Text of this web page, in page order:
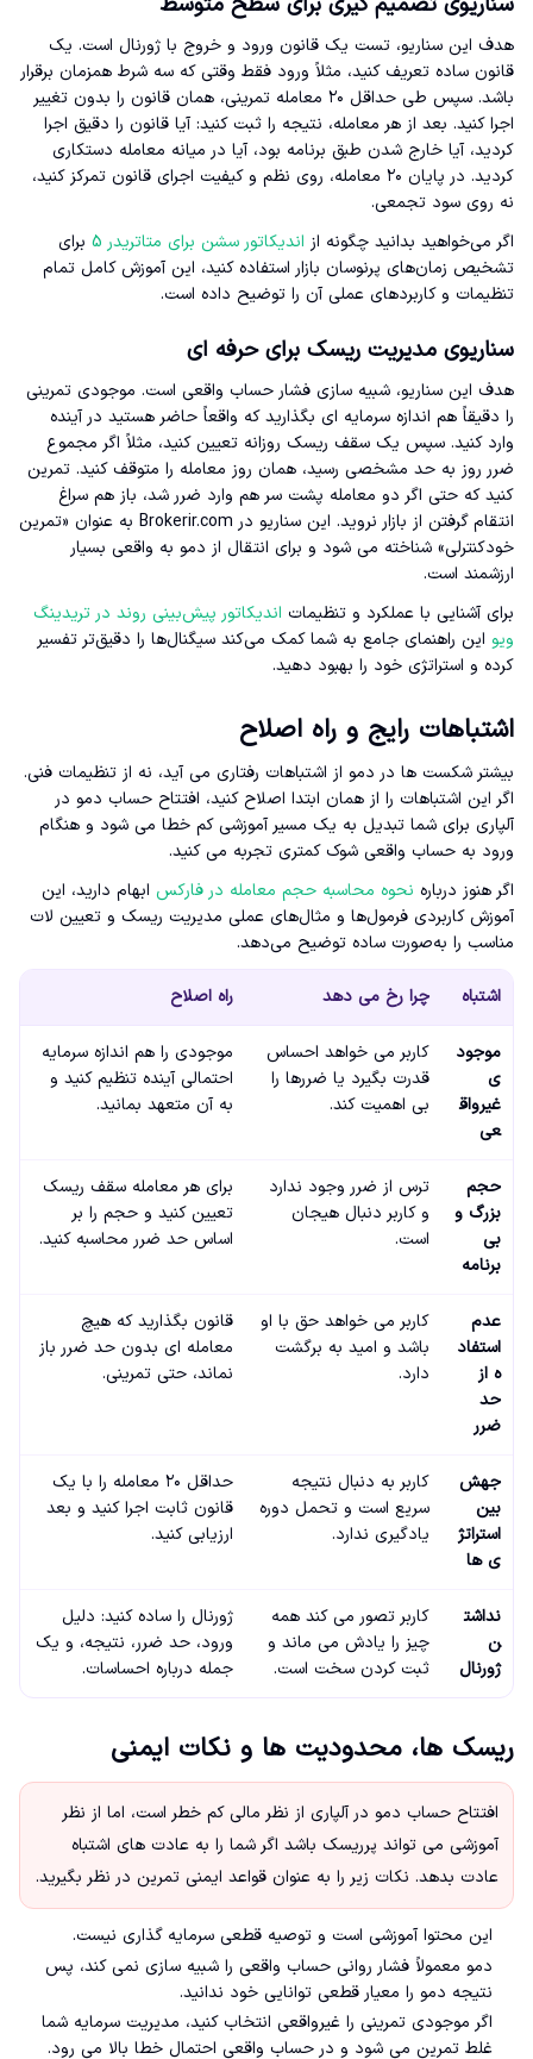
هدف این سناریو، تست یک قانون ورود و خروج با ژورنال است. یک
قانون ساده تعریف کنید، مثلاً ورود فقط وقتی که سه شرط همزمان برقرار
باشد. سپس طی حداقل ۲۰ معامله تمرینی، همان قانون را بدون تغییر
اجرا کنید. بعد از هر معامله، نتیجه را ثبت کنید: آیا قانون را دقیق اجرا
کردید، آیا خارج شدن طبق برنامه بود، آیا در میانه معامله دستکاری
کردید. در پایان ۲۰ معامله، روی نظم و کیفیت اجرای قانون تمرکز کنید،
نه روی سود تجمعی.
اگر می‌خواهید بدانید چگونه از اندیکاتور سشن برای متاتریدر 5
برای
تشخیص زمان‌های پرنوسان بازار استفاده کنید، این آموزش کامل تمام
تنظیمات و کاربردهای عملی آن را توضیح داده است.
سناریوی مدیریت ریسک برای حرفه ای
هدف این سناریو، شبیه سازی فشار حساب واقعی است. موجودی تمرینی
را دقیقاً هم اندازه سرمایه ای بگذارید که واقعاً حاضر هستید در آینده
وارد کنید. سپس یک سقف ریسک روزانه تعیین کنید، مثلاً اگر مجموع
ضرر روز به حد مشخصی رسید، همان روز معامله را متوقف کنید. تمرین
کنید که حتی اگر دو معامله پشت سر هم وارد ضرر شد، باز هم سراغ
انتقام گرفتن از بازار نروید. این سناریو در Brokerir.com به عنوان «تمرین
خودکنترلی» شناخته می شود و برای انتقال از دمو به واقعی بسیار
ارزشمند است.
برای آشنایی با عملکرد و تنظیمات اندیکاتور پیش‌بینی روند در تریدینگ
ویو این راهنمای جامع به شما کمک می‌کند سیگنال‌ها را دقیق‌تر تفسیر
کرده و استراتژی خود را بهبود دهید.
اشتباهات رایج و راه اصلاح
بیشتر شکست ها در دمو از اشتباهات رفتاری می آید، نه از تنظیمات فنی.
اگر این اشتباهات را از همان ابتدا اصلاح کنید، افتتاح حساب دمو در
آلپاری برای شما تبدیل به یک مسیر آموزشی کم خطا می شود و هنگام
ورود به حساب واقعی شوک کمتری تجربه می کنید.
اگر هنوز درباره نحوه محاسبه حجم معامله در فارکس ابهام دارید، این
آموزش کاربردی فرمول‌ها و مثال‌های عملی مدیریت ریسک و تعیین لات
مناسب را به‌صورت ساده توضیح می‌دهد.
اشتباه چرا رخ می دهد راه اصلاح
موجود
ی
غیرواق
عی
کاربر می خواهد احساس
قدرت بگیرد یا ضررها را
بی اهمیت کند.
موجودی را هم اندازه سرمایه
احتمالی آینده تنظیم کنید و
به آن متعهد بمانید.
حجم
بزرگ و
بی
برنامه
ترس از ضرر وجود ندارد
و کاربر دنبال هیجان
است.
برای هر معامله سقف ریسک
تعیین کنید و حجم را بر
اساس حد ضرر محاسبه کنید.
عدم
استفاد
ه از
حد
ضرر
کاربر می خواهد حق با او
باشد و امید به برگشت
دارد.
قانون بگذارید که هیچ
معامله ای بدون حد ضرر باز
نماند، حتی تمرینی.
جهش
بین
استراتژ
ی ها
کاربر به دنبال نتیجه
سریع است و تحمل دوره
یادگیری ندارد.
حداقل ۲۰ معامله را با یک
قانون ثابت اجرا کنید و بعد
ارزیابی کنید.
نداشت
ن
ژورنال
کاربر تصور می کند همه
چیز را یادش می ماند و
ثبت کردن سخت است.
ژورنال را ساده کنید: دلیل
ورود، حد ضرر، نتیجه، و یک
جمله درباره احساسات.
ریسک ها، محدودیت ها و نکات ایمنی
افتتاح حساب دمو در آلپاری از نظر مالی کم خطر است، اما از نظر
آموزشی می تواند پرریسک باشد اگر شما را به عادت های اشتباه
عادت بدهد. نکات زیر را به عنوان قواعد ایمنی تمرین در نظر بگیرید.
این محتوا آموزشی است و توصیه قطعی سرمایه گذاری نیست.
دمو معمولاً فشار روانی حساب واقعی را شبیه سازی نمی کند، پس
نتیجه دمو را معیار قطعی توانایی خود ندانید.
اگر موجودی تمرینی را غیرواقعی انتخاب کنید، مدیریت سرمایه شما
غلط تمرین می شود و در حساب واقعی احتمال خطا بالا می رود.